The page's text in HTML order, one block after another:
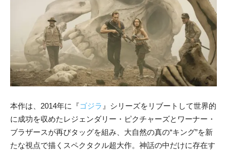
本作は、2014年に『ゴジラ 』シリーズをリブートして世界的
に成功を収めたレジェンダリー・ピクチャーズとワーナー・
ブラザースが再びタッグを組み、大自然の真の“キング”を新
たな視点で描くスペクタクル超大作。神話の中だけに存在す